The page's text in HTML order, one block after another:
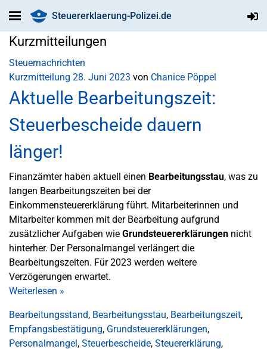
Steuererklaerung-Polizei.de
Kurzmitteilungen
Steuernachrichten
Kurzmitteilung 28. Juni 2023 von Chanice Pöppel
Aktuelle Bearbeitungszeit:
Steuerbescheide dauern
länger!
Finanzämter haben aktuell einen Bearbeitungsstau, was zu
langen Bearbeitungszeiten bei der
Einkommensteuererklärung führt. Mitarbeiterinnen und
Mitarbeiter kommen mit der Bearbeitung aufgrund
zusätzlicher Aufgaben wie Grundsteuererklärungen nicht
hinterher. Der Personalmangel verlängert die
Bearbeitungszeiten. Für 2023 werden weitere
Verzögerungen erwartet.
Weiterlesen »
Bearbeitungsstand, Bearbeitungsstau, Bearbeitungszeit,
Empfangsbestätigung, Grundsteuererklärungen,
Personalmangel, Steuerbescheide, Steuererklärung,